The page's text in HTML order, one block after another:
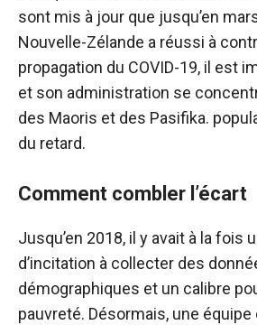
sont mis à jour que jusqu’en
Nouvelle-Zélande a réussi à
propagation du COVID-19, il est
et son administration se
des Maoris et des Pasifika.
du retard.
Comment combler l’écart
Jusqu’en 2018, il y avait à la fois
d’incitation à collecter des
démographiques et un calibre
pauvreté. Désormais, une